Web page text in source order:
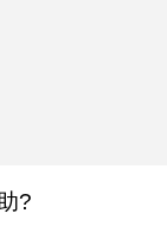
?